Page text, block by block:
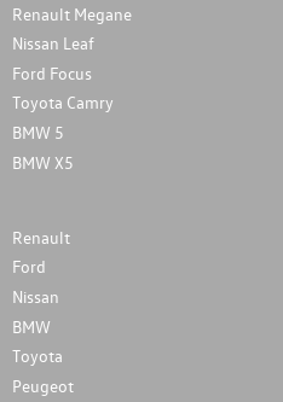
Renault Megane
Nissan Leaf
Ford Focus
Toyota Camry
BMW 5
BMW X5
Renault
Ford
Nissan
BMW
Toyota
Peugeot